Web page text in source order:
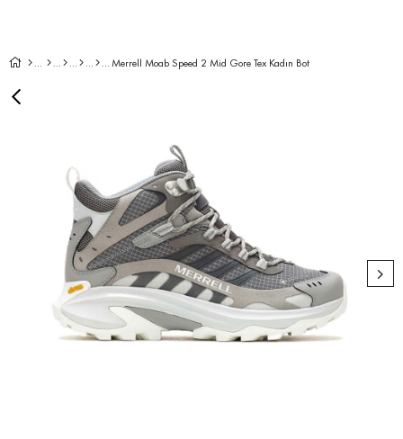
Merrell Moab Speed 2 Mid Gore Tex Kadın Bot